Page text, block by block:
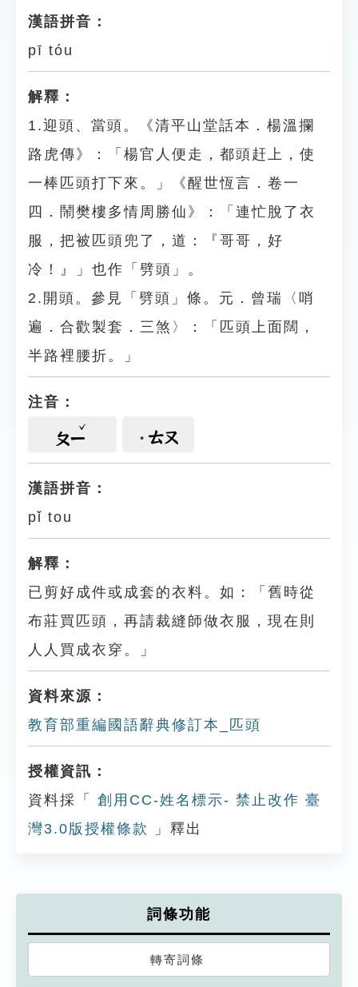
漢語拼音：
pī tóu
解釋：
1.迎頭、當頭。《清平山堂話本．楊溫攔
路虎傳》：「楊官人便走，都頭赶上，使
一棒匹頭打下來。」《醒世恆言．卷一
四．鬧樊樓多情周勝仙》：「連忙脫了衣
服，把被匹頭兜了，道：『哥哥，好
冷！』」也作「劈頭」。
2.開頭。參見「劈頭」條。元．曾瑞〈哨
遍．合歡製套．三煞〉：「匹頭上面闊，
半路裡腰折。」
注音：
ㄆㄧ ㄊㄡ
漢語拼音：
pǐ tou
解釋：
已剪好成件或成套的衣料。如：「舊時從
布莊買匹頭，再請裁縫師做衣服，現在則
人人買成衣穿。」
資料來源：
教育部重編國語辭典修訂本_匹頭
授權資訊：
資料採「
創用CC-姓名標示- 禁止改作 臺
灣3.0版授權條款
」釋出
詞條功能
轉寄詞條